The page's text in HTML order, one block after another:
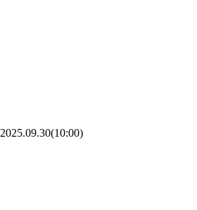
2025.09.30(10:00)